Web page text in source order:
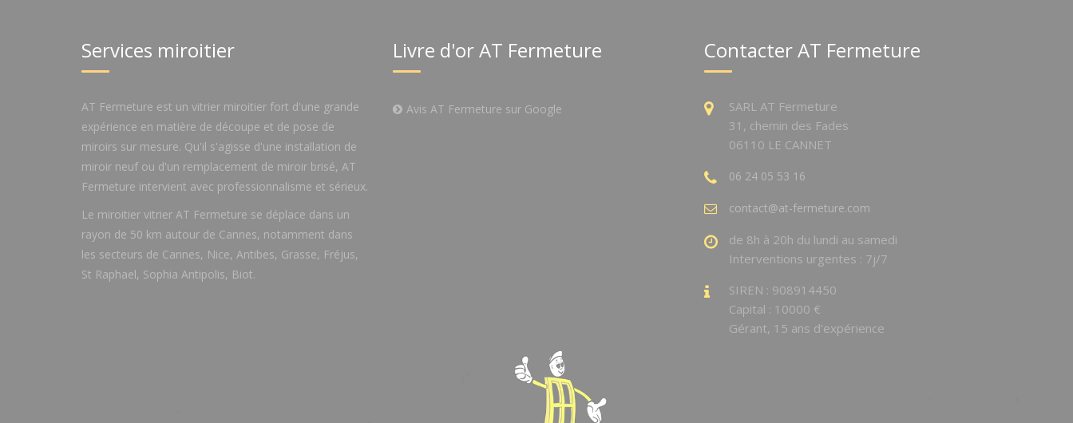
Services miroitier
AT Fermeture est un vitrier miroitier fort d'une grande
expérience en matière de découpe et de pose de
miroirs sur mesure. Qu'il s'agisse d'une installation de
miroir neuf ou d'un remplacement de miroir brisé, AT
Fermeture intervient avec professionnalisme et sérieux.
Le miroitier vitrier AT Fermeture se déplace dans un
rayon de 50 km autour de Cannes, notamment dans
les secteurs de Cannes, Nice, Antibes, Grasse, Fréjus,
St Raphael, Sophia Antipolis, Biot.
Livre d'or AT Fermeture
Avis AT Fermeture sur Google
Contacter AT Fermeture
SARL AT Fermeture
31, chemin des Fades
06110 LE CANNET
06 24 05 53 16
contact@at-fermeture.com
de 8h à 20h du lundi au samedi
Interventions urgentes : 7j/7
SIREN : 908914450
Capital : 10000 €
Gérant, 15 ans d'expérience